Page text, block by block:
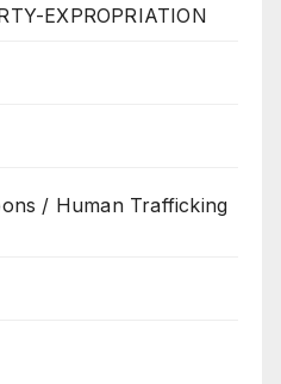
EXPROPRIATION
/ Human Trafficking